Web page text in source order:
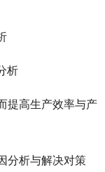
析
提高生产效率与产
分析与解决对策